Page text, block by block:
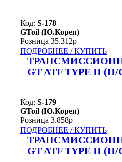
Код: S-178
GToil (Ю.Корея)
Розница 35.312р
ПОДРОБНЕЕ / КУПИТЬ
GT ATF TYPE II
Код: S-179
GToil (Ю.Корея)
Розница 3.858р
ПОДРОБНЕЕ / КУПИТЬ
GT ATF TYPE II